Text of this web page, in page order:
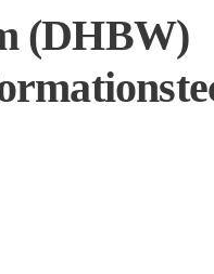
(DHBW)